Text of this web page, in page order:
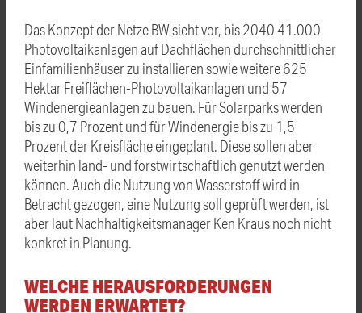
Das Konzept der Netze BW sieht vor, bis 2040 41.000
Photovoltaikanlagen auf Dachflächen durchschnittlicher
Einfamilienhäuser zu installieren sowie weitere 625
Hektar Freiflächen-Photovoltaikanlagen und 57
Windenergieanlagen zu bauen. Für Solarparks werden
bis zu 0,7 Prozent und für Windenergie bis zu 1,5
Prozent der Kreisfläche eingeplant. Diese sollen aber
weiterhin land- und forstwirtschaftlich genutzt werden
können. Auch die Nutzung von Wasserstoff wird in
Betracht gezogen, eine Nutzung soll geprüft werden, ist
aber laut Nachhaltigkeitsmanager Ken Kraus noch nicht
konkret in Planung.
WELCHE HERAUSFORDERUNGEN
WERDEN ERWARTET?